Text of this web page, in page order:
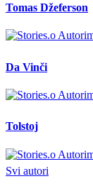
Tomas Džeferson
Da Vinči
Tolstoj
Svi autori